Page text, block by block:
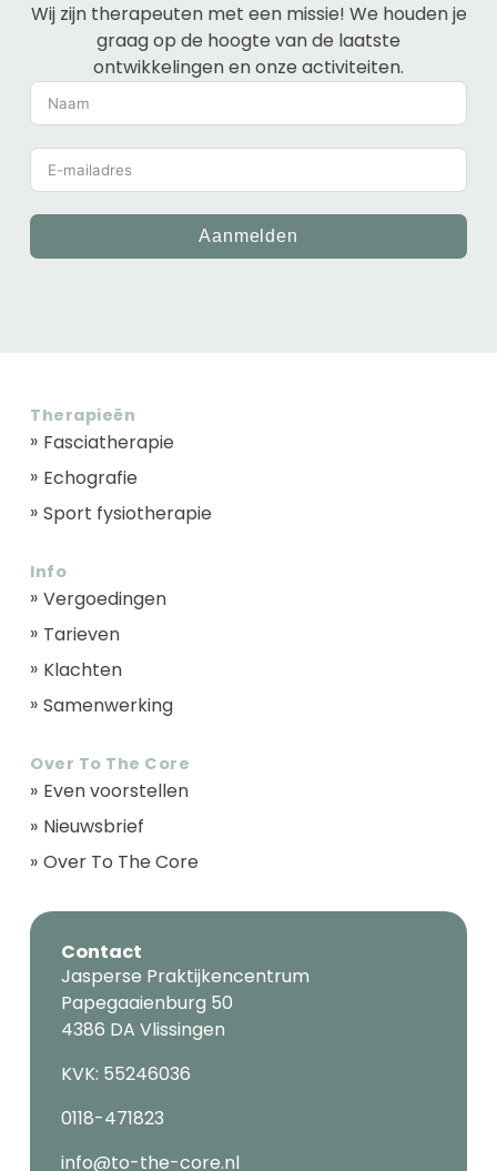
Wij zijn therapeuten met een missie! We houden je
graag op de hoogte van de laatste
ontwikkelingen en onze activiteiten.
Aanmelden
Therapieën
Fasciatherapie
Echografie
Sport fysiotherapie
Info
Vergoedingen
Tarieven
Klachten
Samenwerking
Over To The Core
Even voorstellen
Nieuwsbrief
Over To The Core
Contact
Jasperse Praktijkencentrum
Papegaaienburg 50
4386 DA Vlissingen
KVK: 55246036
0118-471823
info@to-the-core.nl